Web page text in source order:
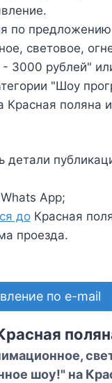
по предложению
световое,
3000 рублей"
"Шоу
Красная поляна
детали
App;
доКрасная
проезда.
по e-mail
шоу!" на